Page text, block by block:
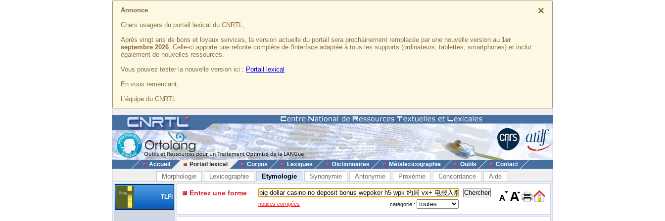
×
Annonce
Chers usagers du portail lexical du CNRTL,
Après vingt ans de bons et loyaux services, la version actuelle du portail sera prochainement remplacée par une nouvelle version au 1er
septembre 2026. Celle-ci apporte une refonte complète de l'interface adaptée à tous les supports (ordinateurs, tablettes, smartphones) et inclut
également de nouvelles ressources.
Vous pouvez tester la nouvelle version ici : Portail lexical
En vous remerciant,
L'équipe du CNRTL
Accueil Portail lexical Corpus Lexiques Dictionnaires Métalexicographie Outils Contact
Morphologie Lexicographie Etymologie Synonymie Antonymie Proxémie Concordance Aide
TLFi Entrez une forme
notices corrigées catégorie :